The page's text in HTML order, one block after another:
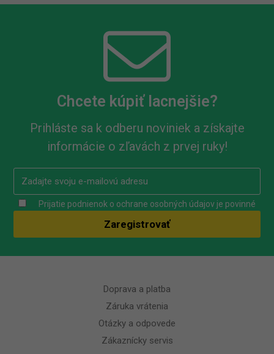
Chcete kúpiť lacnejšie?
Prihláste sa k odberu noviniek a získajte
informácie o zľavách z prvej ruky!
Prijatie podnienok o ochrane osobných údajov je povinné
Doprava a platba
Záruka vrátenia
Otázky a odpovede
Zákaznícky servis